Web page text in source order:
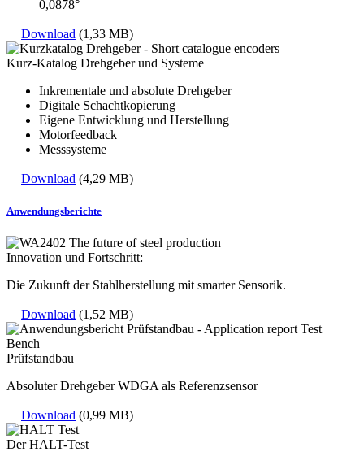
0,0878°
Download (1,33 MB)
Kurz-Katalog Drehgeber und Systeme
Inkrementale und absolute Drehgeber
Digitale Schachtkopierung
Eigene Entwicklung und Herstellung
Motorfeedback
Messsysteme
Download (4,29 MB)
Anwendungsberichte
Innovation und Fortschritt:
Die Zukunft der Stahlherstellung mit smarter Sensorik.
Download (1,52 MB)
Prüfstandbau
Absoluter Drehgeber WDGA als Referenzsensor
Download (0,99 MB)
Der HALT-Test